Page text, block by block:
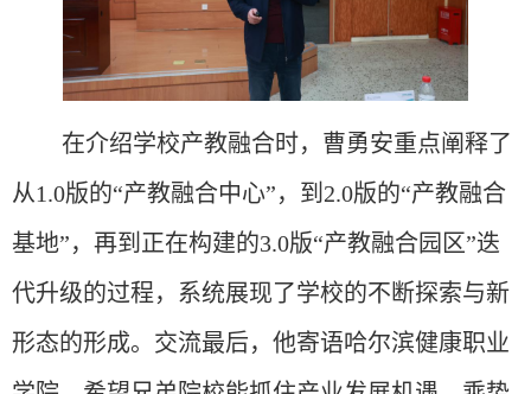
在介绍学校产教融合时，曹勇安重点阐释了
从1.0版的“产教融合中心”，到2.0版的“产教融合
基地”，再到正在构建的3.0版“产教融合园区”迭
代升级的过程，系统展现了学校的不断探索与新
形态的形成。交流最后，他寄语哈尔滨健康职业